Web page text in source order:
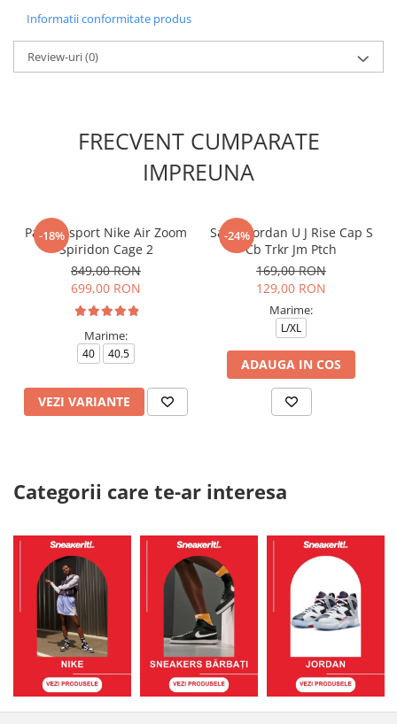
Informatii conformitate produs
Review-uri(0)
FRECVENT CUMPARATE
IMPREUNA
-18%
Pantofi sport Nike Air Zoom
Spiridon Cage 2
849,00 RON
699,00 RON
Marime:
40 40.5
VEZI VARIANTE
-24%
Sapca Jordan U J Rise Cap S
Cb Trkr Jm Ptch
169,00 RON
129,00 RON
Marime:
L/XL
ADAUGA IN COS
Categorii care te-ar interesa